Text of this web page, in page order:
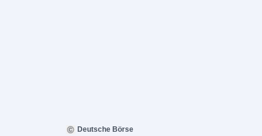
Deutsche Börse